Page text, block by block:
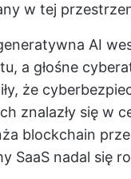
w tej
AI
a głośne
że
znalazły się w
blockchain
SaaS nadal się